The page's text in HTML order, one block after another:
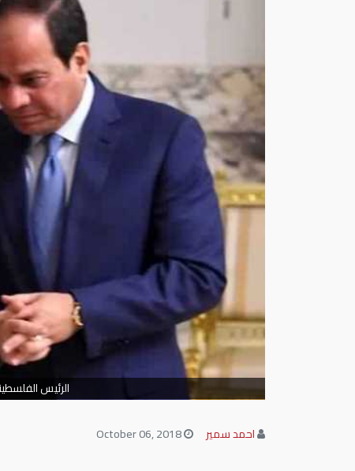
الرئيس
احمد سمير